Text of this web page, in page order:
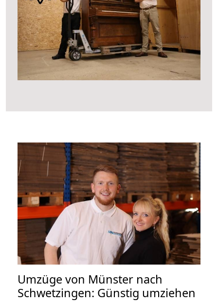
Umzüge von Münster nach
Schwetzingen: Günstig umziehen